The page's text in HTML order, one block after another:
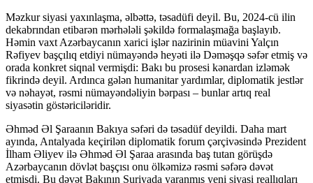
Məzkur siyasi yaxınlaşma, əlbəttə, təsadüfi deyil. Bu, 2024-cü ilin
dekabrından etibarən mərhələli şəkildə formalaşmağa başlayıb.
Həmin vaxt Azərbaycanın xarici işlər nazirinin müavini Yalçın
Rəfiyev başçılıq etdiyi nümayəndə heyəti ilə Dəməşqə səfər etmiş və
orada konkret siqnal vermişdi: Bakı bu prosesi kənardan izləmək
fikrində deyil. Ardınca gələn humanitar yardımlar, diplomatik jestlər
və nəhayət, rəsmi nümayəndəliyin bərpası – bunlar artıq real
siyasətin göstəriciləridir.
Əhməd Əl Şaraanın Bakıya səfəri də təsadüf deyildi. Daha mart
ayında, Antalyada keçirilən diplomatik forum çərçivəsində Prezident
İlham Əliyev ilə Əhməd Əl Şaraa arasında baş tutan görüşdə
Azərbaycanın dövlət başçısı onu ölkəmizə rəsmi səfərə dəvət
etmişdi. Bu dəvət Bakının Suriyada yaranmış yeni siyasi reallıqları